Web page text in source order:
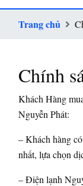
Trang chủ
Chính
Khách Hàng
Nguyễn Phát:
– Khách hàng
nhất, lựa chọn
– Điện lạnh